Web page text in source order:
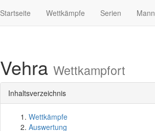
Startseite Wettkämpfe Serien
Vehra Wettkampfort
Inhaltsverzeichnis
Wettkämpfe
Auswertung